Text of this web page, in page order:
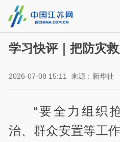
学习快评｜把防灾
2026-07-08 15:11 来源：新华社
“要全力组织
治、群众安置等工